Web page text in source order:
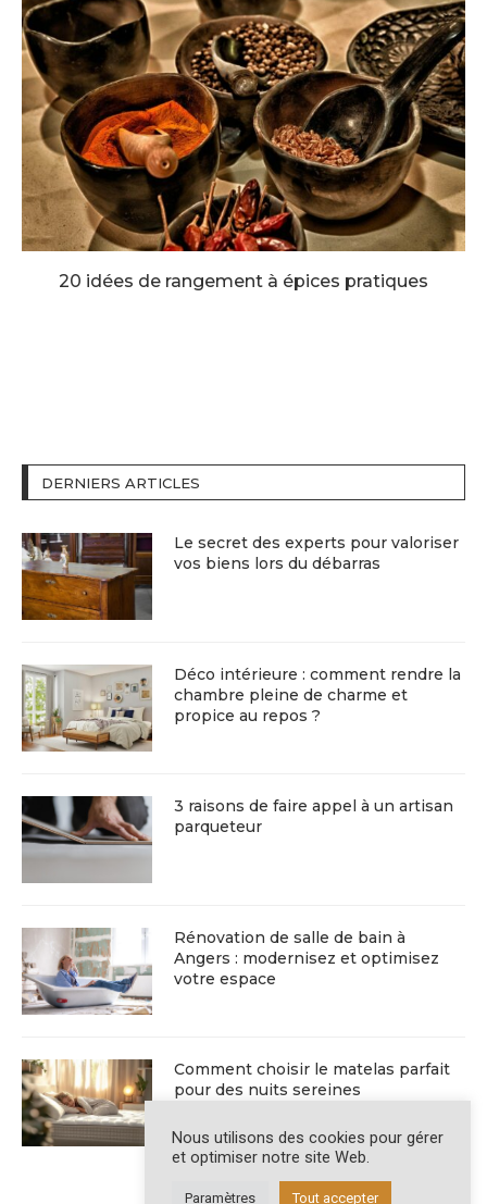
20 idées de rangement à épices pratiques
DERNIERS ARTICLES
Le secret des experts pour valoriser
vos biens lors du débarras
Déco intérieure : comment rendre la
chambre pleine de charme et
propice au repos ?
3 raisons de faire appel à un artisan
parqueteur
Rénovation de salle de bain à
Angers : modernisez et optimisez
votre espace
Comment choisir le matelas parfait
pour des nuits sereines
Nous utilisons des cookies pour gérer
et optimiser notre site Web.
Paramètres Tout accepter